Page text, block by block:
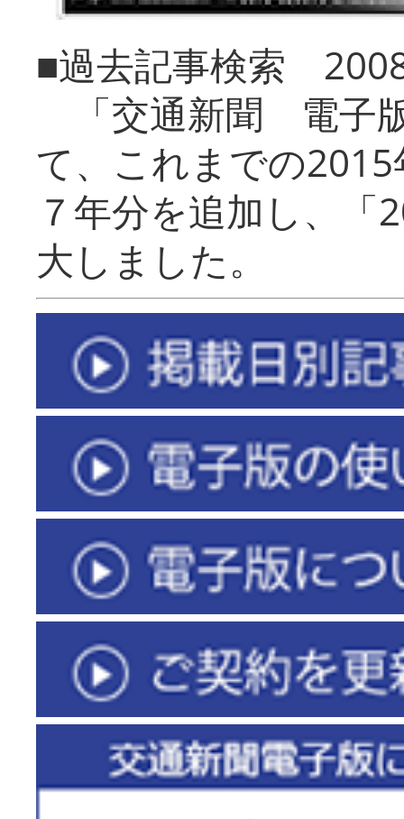
■過去記事検索
「交通新聞 電子
て、これまでの
７年分を追加し、「
大しまし